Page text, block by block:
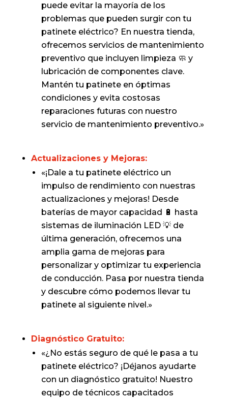
puede evitar la mayoría de los
problemas que pueden surgir con tu
patinete eléctrico? En nuestra tienda,
ofrecemos servicios de mantenimiento
preventivo que incluyen limpieza 🧼 y
lubricación de componentes clave.
Mantén tu patinete en óptimas
condiciones y evita costosas
reparaciones futuras con nuestro
servicio de mantenimiento preventivo.»
Actualizaciones y Mejoras:
«¡Dale a tu patinete eléctrico un
impulso de rendimiento con nuestras
actualizaciones y mejoras! Desde
baterías de mayor capacidad 🔋 hasta
sistemas de iluminación LED 💡 de
última generación, ofrecemos una
amplia gama de mejoras para
personalizar y optimizar tu experiencia
de conducción. Pasa por nuestra tienda
y descubre cómo podemos llevar tu
patinete al siguiente nivel.»
Diagnóstico Gratuito:
«¿No estás seguro de qué le pasa a tu
patinete eléctrico? ¡Déjanos ayudarte
con un diagnóstico gratuito! Nuestro
equipo de técnicos capacitados